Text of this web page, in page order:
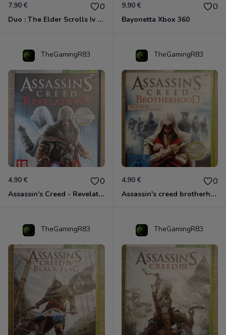
7.90 € 0
Duo : The Elder Scrolls Iv - Oblivion + Bioshock Xbox 360
9.90 € 0
Bayonetta Xbox 360
TheGamingR83
4.90 € 0
Assassin's Creed - Revelations - Classics Edition Xbox 360
TheGamingR83
4.90 € 0
Assassin's creed brotherhood édition Special Xbox 360 classics
TheGamingR83 TheGamingR83